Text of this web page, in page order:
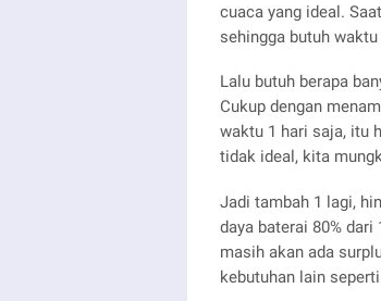
cuaca yang ideal.
sehingga butuh
Lalu butuh berapa
Cukup dengan
waktu 1 hari saja, itu
tidak ideal, kita
Jadi tambah 1 lagi,
daya baterai 80%
masih akan ada
kebutuhan lain